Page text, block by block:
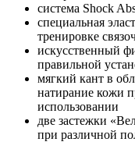
система Shock
специальная
тренировке
искусственный
правильной
мягкий кант в
натирание кожи
использовании
две застежки
при различной